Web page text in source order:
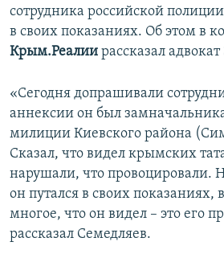
сотрудника российской
в своих показаниях. Об этом в
Крым.Реалии рассказал
«Сегодня допрашивали
аннексии он был
милиции Киевского района
Сказал, что видел крымских
нарушали, что провоцировали.
он путался в своих показаниях,
многое, что он видел – это его
рассказал Семедляев.